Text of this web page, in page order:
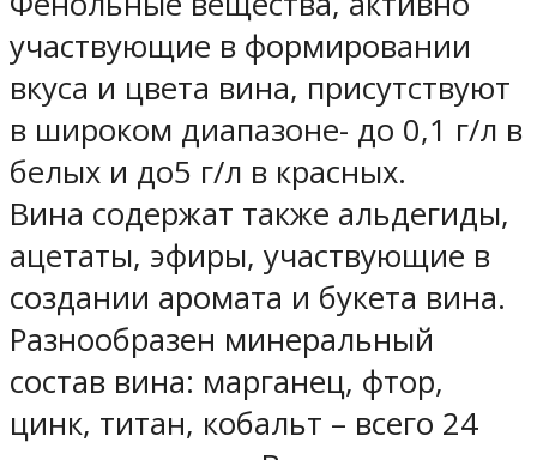
участвующие в формировании
вкуса и цвета вина, присутствуют
в широком диапазоне- до 0,1 г/л в
белых и до5 г/л в красных.
Вина содержат также альдегиды,
ацетаты, эфиры, участвующие в
создании аромата и букета вина.
Разнообразен минеральный
состав вина: марганец, фтор,
цинк, титан, кобальт – всего 24